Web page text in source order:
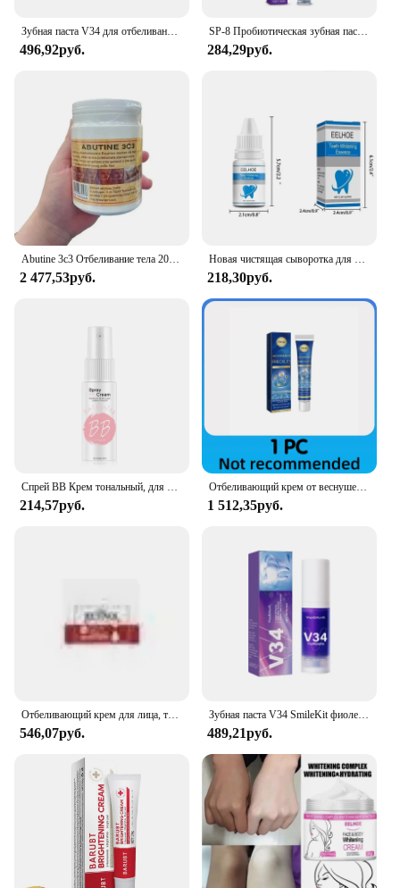
Зубная паста V34 для отбеливания зубов, 50 мл
496,92руб.
SP-8 Пробиотическая зубная паста Отбеливание чистых зубов Удаление пятен Уход за полостью рта Свежее дыхание с натриями Саскерин Лактобакцилло
284,29руб.
Abutine 3c3 Отбеливание тела 200 г Уменьшает темную кожу пятен, увлажняет, осветляет и гладкую кожу.
2 477,53руб.
Новая чистящая сыворотка для отбеливания зубов, зубная паста, эффективная сыворотка для удаления налета, желтые зубы, сыворотка для удаления пятен на зубах, свежее дыхание
218,30руб.
Спрей BB Крем тональный, для придания яркости отбеливание УВЛАЖНЯЮЩАЯ основа для лица основа для макияжа красота уход за кожей корейская косметика 20 мл
214,57руб.
Отбеливающий крем от веснушек, удаление мелазмы, темных пятен, исчезновение, осветление
1 512,35руб.
546,07руб.
Зубная паста V34 SmileKit фиолетовая, 30 мл
489,21руб.